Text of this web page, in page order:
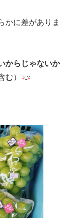
かに差がありま
からじゃないか
）